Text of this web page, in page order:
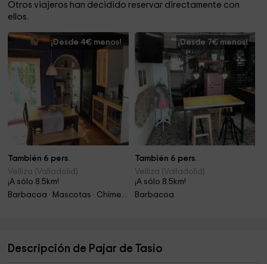
Otros viajeros han decidido reservar directamente con
ellos.
¡Desde 4€ menos!
También 6 pers.
Velliza (Valladolid)
¡A sólo 8.5km!
Barbacoa · Mascotas · Chimenea
¡Desde 7€ menos!
También 6 pers.
Velliza (Valladolid)
¡A sólo 8.5km!
Barbacoa
Descripción de Pajar de Tasio